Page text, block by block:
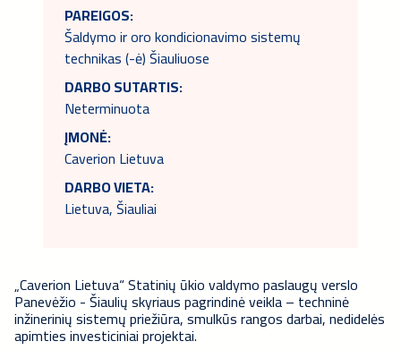
PAREIGOS:
Šaldymo ir oro kondicionavimo sistemų
technikas (-ė) Šiauliuose
DARBO SUTARTIS:
Neterminuota
ĮMONĖ:
Caverion Lietuva
DARBO VIETA:
Lietuva, Šiauliai
„Caverion Lietuva“ Statinių ūkio valdymo paslaugų verslo
Panevėžio - Šiaulių skyriaus pagrindinė veikla – techninė
inžinerinių sistemų priežiūra, smulkūs rangos darbai, nedidelės
apimties investiciniai projektai.